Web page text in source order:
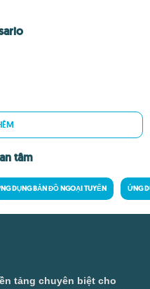
tâm
DỤNG BẢN ĐỒ NGOẠI TUYẾN ỨNG
tảng chuyên biệt cho